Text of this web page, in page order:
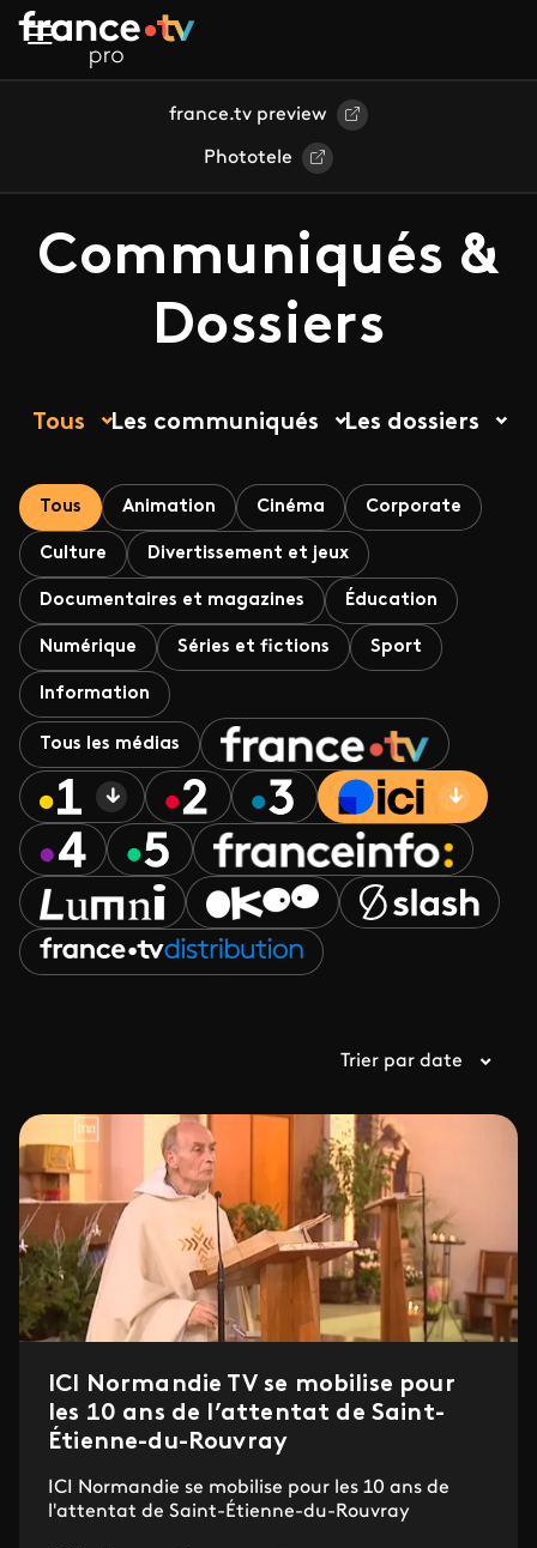
Aller au contenu principal
france.tv preview
Phototele
Communiqués &
Dossiers
Tous Les communiqués Les dossiers
Tous Animation Cinéma Corporate
Culture Divertissement et jeux
Documentaires et magazines Éducation
Numérique Séries et fictions Sport
Information
Tous les médias
Trier par date
ICI Normandie TV se mobilise pour
les 10 ans de l’attentat de Saint-
Étienne-du-Rouvray
ICI Normandie se mobilise pour les 10 ans de
l'attentat de Saint-Étienne-du-Rouvray